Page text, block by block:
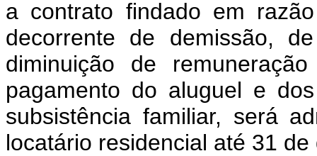
a contrato findado em
decorrente de demissão,
diminuição de
pagamento do aluguel e
subsistência familiar, será
locatário residencial até 31